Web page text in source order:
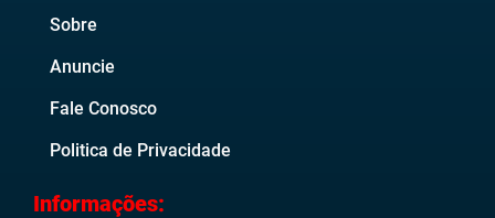
Sobre
Anuncie
Fale Conosco
Politica de Privacidade
Informações: